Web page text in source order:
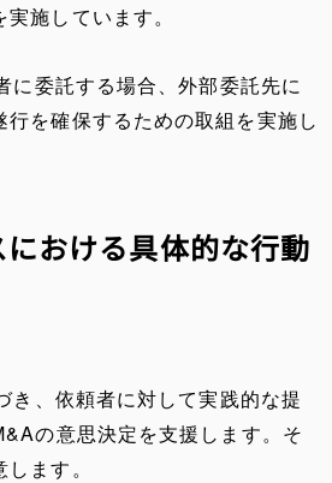
施しています。
に委託する場合、外部委託先に
を確保するための取組を実施し
おける具体的な行動
き、依頼者に対して実践的な提
の意思決定を支援します。そ
ます。